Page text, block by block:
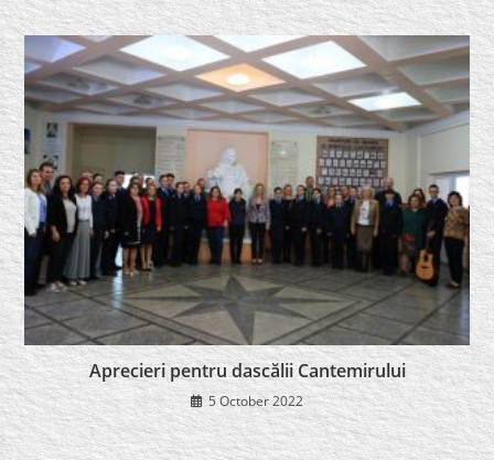
Aprecieri pentru dascălii Cantemirului
5 October 2022